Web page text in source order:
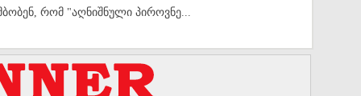
რომ "აღნიშნული პიროვნე...